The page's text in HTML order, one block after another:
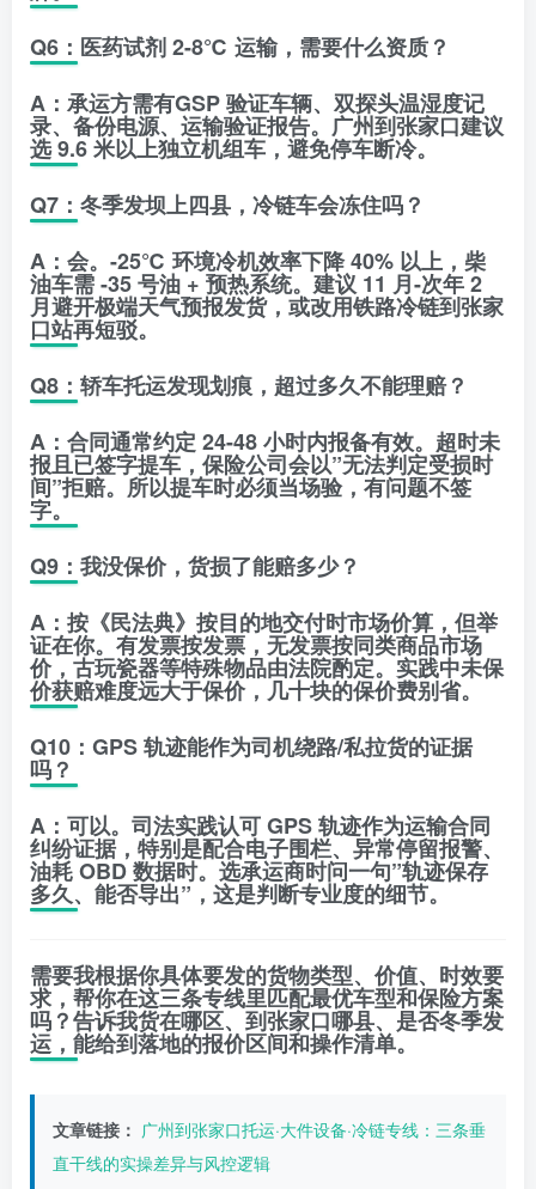
Q6：医药试剂 2-8℃ 运输，需要什么资质？
A：承运方需有GSP 验证车辆、双探头温湿度记
录、备份电源、运输验证报告。广州到张家口建议
选 9.6 米以上独立机组车，避免停车断冷。
Q7：冬季发坝上四县，冷链车会冻住吗？
A：会。-25℃ 环境冷机效率下降 40% 以上，柴
油车需 -35 号油 + 预热系统。建议 11 月-次年 2
月避开极端天气预报发货，或改用铁路冷链到张家
口站再短驳。
Q8：轿车托运发现划痕，超过多久不能理赔？
A：合同通常约定 24-48 小时内报备有效。超时未
报且已签字提车，保险公司会以”无法判定受损时
间”拒赔。所以提车时必须当场验，有问题不签
字。
Q9：我没保价，货损了能赔多少？
A：按《民法典》按目的地交付时市场价算，但举
证在你。有发票按发票，无发票按同类商品市场
价，古玩瓷器等特殊物品由法院酌定。实践中未保
价获赔难度远大于保价， 几十块的保价费别省。
Q10：GPS 轨迹能作为司机绕路/私拉货的证据
吗？
A：可以。司法实践认可 GPS 轨迹作为运输合同
纠纷证据，特别是配合电子围栏、异常停留报警、
油耗 OBD 数据时。选承运商时问一句”轨迹保存
多久、能否导出”，这是判断专业度的细节。
需要我根据你具体要发的货物类型、价值、时效要
求，帮你在这三条专线里匹配最优车型和保险方案
吗？告诉我货在哪区、到张家口哪县、是否冬季发
运，能给到落地的报价区间和操作清单。
文章链接： 广州到张家口托运·大件设备·冷链专线：三条垂
直干线的实操差异与风控逻辑